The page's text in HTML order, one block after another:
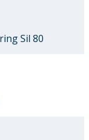
Sil 80